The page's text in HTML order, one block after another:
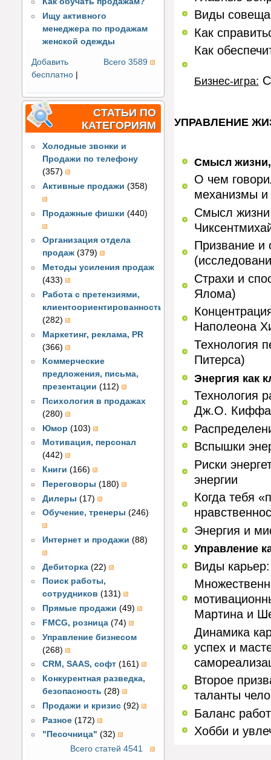
Ищу активного
менеджера по продажам
женской одежды
Всего 3589
Добавить
бесплатно |
СТАТЬИ ПО
КАТЕГОРИЯМ
Холодные звонки и
Продажи по телефону
(357)
Активные продажи (358)
Продажные фишки (440)
Организация отдела
продаж (379)
Методы усиления продаж
(433)
Работа с претензиями,
клиентоориентированность
(282)
Маркетинг, реклама, PR
(366)
Коммерческие
предложения, письма,
презентации (112)
Психология в продажах
(280)
Юмор (103)
Мотивация, персонал
(442)
Книги (166)
Переговоры (180)
Дилеры (17)
Обучение, тренеры (246)
Интернет и продажи (88)
Дебиторка (22)
Поиск работы,
сотрудников (131)
Прямые продажи (49)
FMCG, розница (74)
Управление бизнесом
(268)
CRM, SAAS, софт (161)
Конкурентная разведка,
безопасность (28)
Продажи и кризис (92)
Разное (172)
"Песочница" (32)
Всего статей 4541
Виды
Как
Как
Бизнес-игра:
УПРАВЛЕНИЕ
Смысл жизни,
О чем
механизмы и
Смысл жизни
Призвание и
Страхи и
Ялома)
Наполеона
Технология
Питерса)
Энергия как
Технология
Дж.О. Киффа
Вспышки
Риски
энергии
Когда тебя
Энергия и
Управление
Виды
Мартина и
Динамика
успех и
Второе
таланты
Баланс
Хобби и